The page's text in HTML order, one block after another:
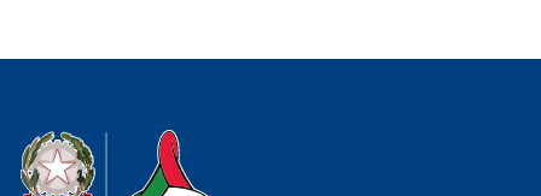
Dipartimento della Protezione Civile